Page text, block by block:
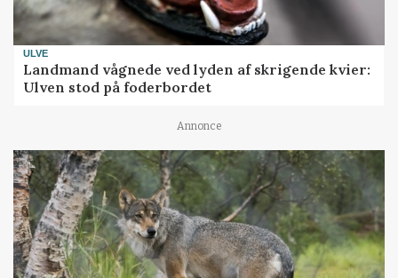
ULVE
Landmand vågnede ved lyden af skrigende kvier:
Ulven stod på foderbordet
Annonce